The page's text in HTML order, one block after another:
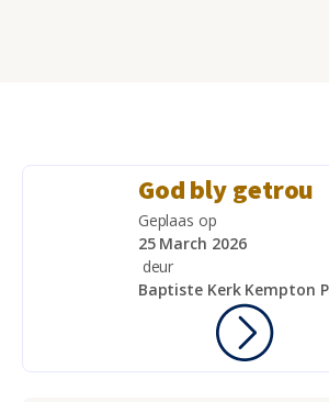
God bly getrou
Geplaas op
25 March 2026
deur
Baptiste Kerk Kempton